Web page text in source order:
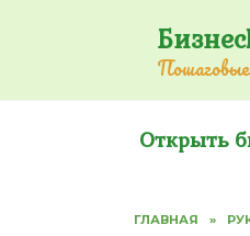
Открыть
ГЛАВНАЯ »